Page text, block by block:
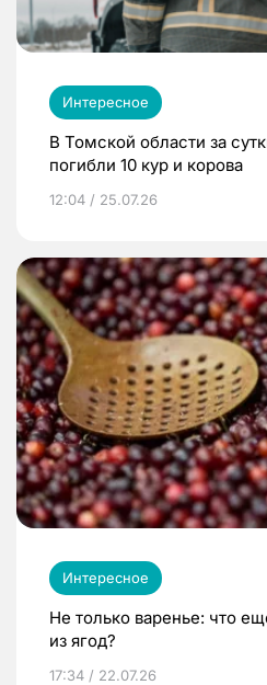
Интересное
В Томской области за
погибли 10 кур и корова
12:04 / 25.07.26
Интересное
Не только варенье: что
из ягод?
17:34 / 22.07.26